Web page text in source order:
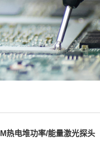
热电堆功率/能量激光探头